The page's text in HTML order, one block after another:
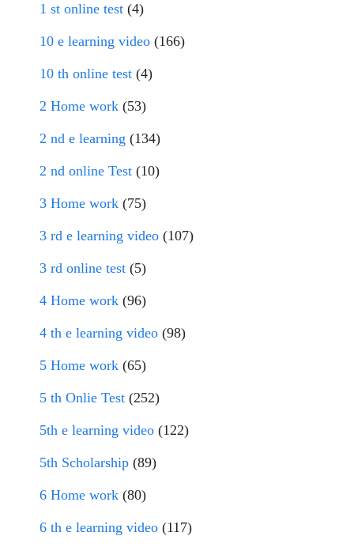
1 st online test (4)
10 e learning video (166)
10 th online test (4)
2 Home work (53)
2 nd e learning (134)
2 nd online Test (10)
3 Home work (75)
3 rd e learning video (107)
3 rd online test (5)
4 Home work (96)
4 th e learning video (98)
5 Home work (65)
5 th Onlie Test (252)
5th e learning video (122)
5th Scholarship (89)
6 Home work (80)
6 th e learning video (117)